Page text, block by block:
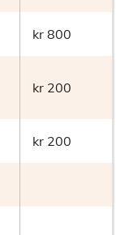
kr 800
kr 200
kr 200